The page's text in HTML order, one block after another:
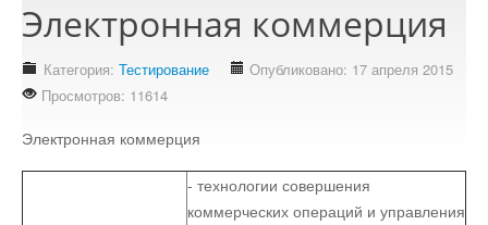
Разделы
Стихотворения
Детям
Информационные технологии
Электронная коммерция
Категория: Тестирование
Опубликовано: 17 апреля 2015
Просмотров: 11614
Электронная коммерция
- технологии совершения
коммерческих операций и управления